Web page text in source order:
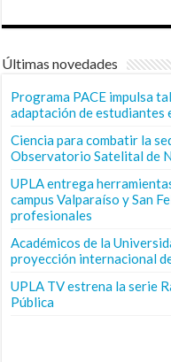
Últimas novedades
Programa PACE impulsa
adaptación de estudiantes
Ciencia para combatir la
Observatorio Satelital de
UPLA entrega
campus Valparaíso y San
profesionales
Académicos de la
proyección internacional
UPLA TV estrena la serie
Pública